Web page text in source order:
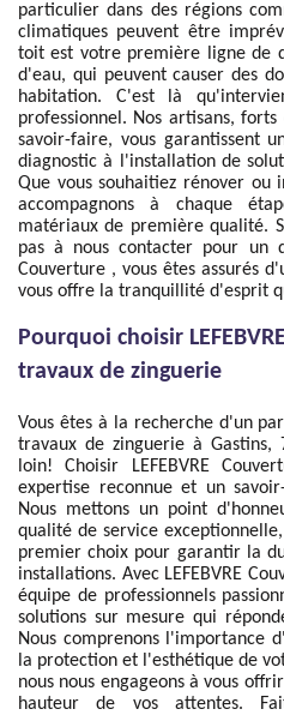
particulier dans des régions
climatiques peuvent être
toit est votre première ligne de
d'eau, qui peuvent causer des
habitation. C'est là
professionnel. Nos artisans,
savoir-faire, vous garantissent
diagnostic à l'installation de
Que vous souhaitiez rénover ou
accompagnons à chaque
matériaux de première qualité.
pas à nous contacter pour un
Couverture , vous êtes assurés
vous offre la tranquillité d'esprit
Pourquoi choisir
travaux de zinguerie
Vous êtes à la recherche d'un
travaux de zinguerie à Gastins,
loin! Choisir LEFEBVRE
expertise reconnue et un
Nous mettons un point
qualité de service
premier choix pour garantir la
installations. Avec LEFEBVRE
équipe de professionnels
solutions sur mesure qui
Nous comprenons l'importance
la protection et l'esthétique de
nous nous engageons à vous
hauteur de vos attentes.